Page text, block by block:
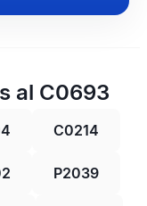
al C0693
C0214
P2039